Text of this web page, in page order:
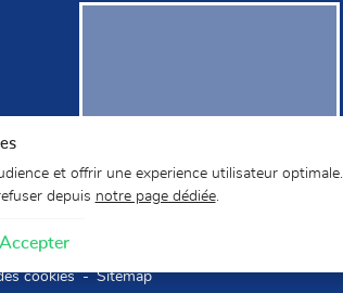
cookies Sitemap
et offrir une experience utilisateur optimale.
depuis notre page dédiée.
Accepter